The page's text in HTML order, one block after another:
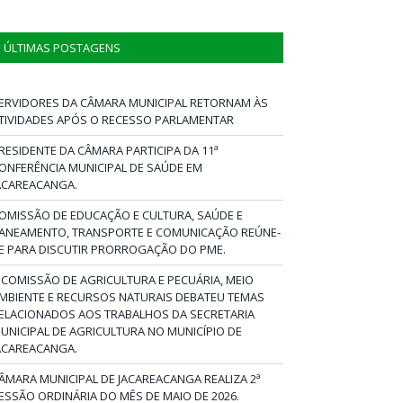
ÚLTIMAS POSTAGENS
DA CÂMARA MUNICIPAL RETORNAM ÀS
APÓS O RECESSO PARLAMENTAR
DA CÂMARA PARTICIPA DA 11ª
MUNICIPAL DE SAÚDE EM
DE EDUCAÇÃO E CULTURA, SAÚDE E
TRANSPORTE E COMUNICAÇÃO REÚNE-
PARA DISCUTIR PRORROGAÇÃO DO PME.
DE AGRICULTURA E PECUÁRIA, MEIO
E RECURSOS NATURAIS DEBATEU TEMAS
AOS TRABALHOS DA SECRETARIA
DE AGRICULTURA NO MUNICÍPIO DE
MUNICIPAL DE JACAREACANGA REALIZA 2ª
ORDINÁRIA DO MÊS DE MAIO DE 2026.